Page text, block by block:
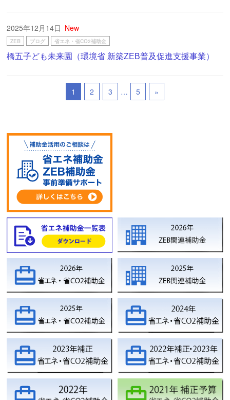
2025年12月14日 New
ZEB ブログ 省エネ・省CO2補助金
橋五子ども未来園（環境省 新築ZEB普及促進支援事業）
1 2 3 … 5 »